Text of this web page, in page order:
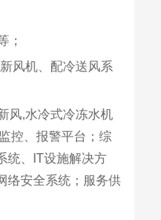
；
风机、配冷送风系
风,水冷式冷冻水机
控、报警平台；综
统、IT设施解决方
络安全系统；服务供